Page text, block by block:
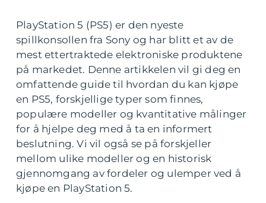
PlayStation 5 (PS5) er den nyeste
spillkonsollen fra Sony og har blitt et av de
mest ettertraktede elektroniske produktene
på markedet. Denne artikkelen vil gi deg en
omfattende guide til hvordan du kan kjøpe
en PS5, forskjellige typer som finnes,
populære modeller og kvantitative målinger
for å hjelpe deg med å ta en informert
beslutning. Vi vil også se på forskjeller
mellom ulike modeller og en historisk
gjennomgang av fordeler og ulemper ved å
kjøpe en PlayStation 5.